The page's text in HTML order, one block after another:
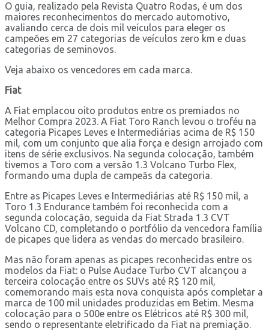
O guia, realizado pela Revista Quatro Rodas, é um dos
maiores reconhecimentos do mercado automotivo,
avaliando cerca de dois mil veículos para eleger os
campeões em 27 categorias de veículos zero km e duas
categorias de seminovos.
Veja abaixo os vencedores em cada marca.
Fiat
A Fiat emplacou oito produtos entre os premiados no
Melhor Compra 2023. A Fiat Toro Ranch levou o troféu na
categoria Picapes Leves e Intermediárias acima de R$ 150
mil, com um conjunto que alia força e design arrojado com
itens de série exclusivos. Na segunda colocação, também
tivemos a Toro com a versão 1.3 Volcano Turbo Flex,
formando uma dupla de campeãs da categoria.
Entre as Picapes Leves e Intermediárias até R$ 150 mil, a
Toro 1.3 Endurance também foi reconhecida com a
segunda colocação, seguida da Fiat Strada 1.3 CVT
Volcano CD, completando o portfólio da vencedora família
de picapes que lidera as vendas do mercado brasileiro.
Mas não foram apenas as picapes reconhecidas entre os
modelos da Fiat: o Pulse Audace Turbo CVT alcançou a
terceira colocação entre os SUVs até R$ 120 mil,
comemorando mais esta nova conquista após completar a
marca de 100 mil unidades produzidas em Betim. Mesma
colocação para o 500e entre os Elétricos até R$ 300 mil,
sendo o representante eletrificado da Fiat na premiação.